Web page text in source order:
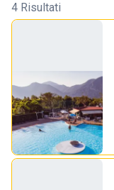
4 Risultati